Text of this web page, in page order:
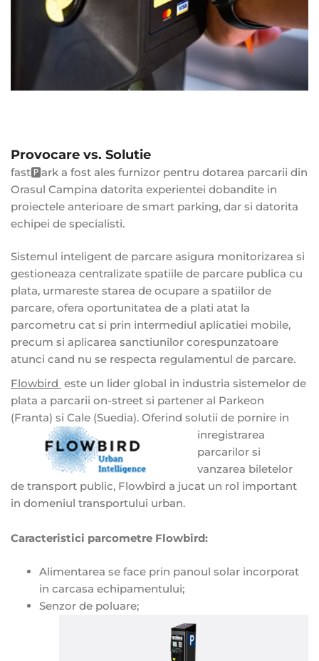
Provocare vs. Solutie
fast🅿️ark a fost ales furnizor pentru dotarea parcarii din
Orasul Campina datorita experientei dobandite in
proiectele anterioare de smart parking, dar si datorita
echipei de specialisti.
Sistemul inteligent de parcare asigura monitorizarea si
gestioneaza centralizate spatiile de parcare publica cu
plata, urmareste starea de ocupare a spatiilor de
parcare, ofera oportunitatea de a plati atat la
parcometru cat si prin intermediul aplicatiei mobile,
precum si aplicarea sanctiunilor corespunzatoare
atunci cand nu se respecta regulamentul de parcare.
Flowbird este un lider global in industria sistemelor de
plata a parcarii on-street si partener al Parkeon
(Franta) si Cale (Suedia). Oferind solutii de pornire in
inregistrarea
parcarilor si
vanzarea biletelor
de transport public, Flowbird a jucat un rol important
in domeniul transportului urban.
Caracteristici parcometre Flowbird:
Alimentarea se face prin panoul solar incorporat
in carcasa echipamentului;
Senzor de poluare;